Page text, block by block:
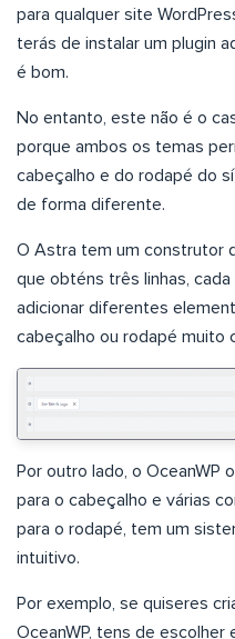
para qualquer site
terás de instalar um plugin
é bom.
No entanto, este não é o
porque ambos os temas
cabeçalho e do rodapé do
de forma diferente.
O Astra tem um construtor
que obténs três linhas,
adicionar diferentes
cabeçalho ou rodapé muito
Por outro lado, o
para o cabeçalho e várias
para o rodapé, tem um
intuitivo.
Por exemplo, se quiseres
OceanWP, tens de